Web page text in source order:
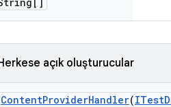
açık oluşturucular
ContentProviderHandler(ITest